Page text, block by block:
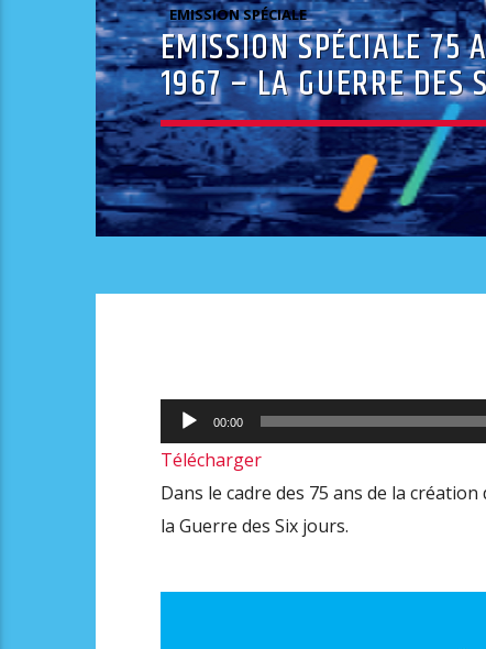
EMISSION SPÉCIALE
EMISSION SPÉCIALE 75
1967 – LA GUERRE DES
Lecteur
audio
00:00
Télécharger
Dans le cadre des 75 ans de la création
la Guerre des Six jours.